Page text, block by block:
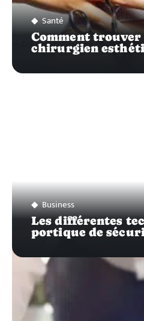
Santé
Comment trouver
chirurgien
Business
Les différentes
portique de